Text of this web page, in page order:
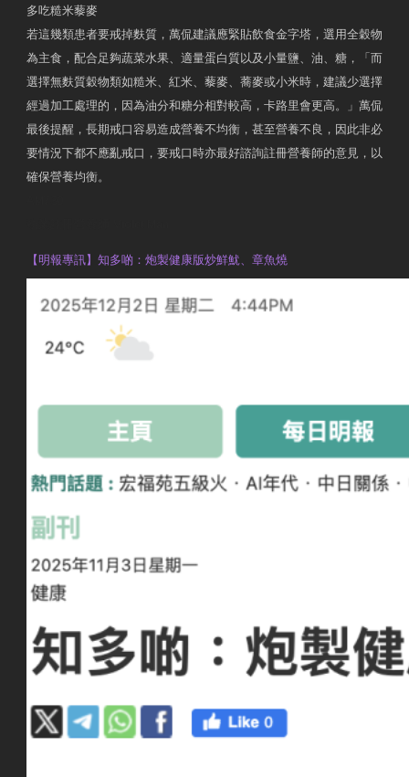
多吃糙米藜麥
若這幾類患者要戒掉麩質，萬侃建議應緊貼飲食金字塔，選用全穀物
為主食，配合足夠蔬菜水果、適量蛋白質以及小量鹽、油、糖，「而
選擇無麩質穀物類如糙米、紅米、藜麥、蕎麥或小米時，建議少選擇
經過加工處理的，因為油分和糖分相對較高，卡路里會更高。」萬侃
最後提醒，長期戒口容易造成營養不均衡，甚至營養不良，因此非必
要情況下都不應亂戒口，要戒口時亦最好諮詢註冊營養師的意見，以
確保營養均衡。
【明報專訊】知多啲：炮製健康版炒鮮魷、章魚燒